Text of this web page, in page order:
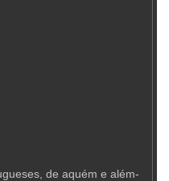
de aquém e além-